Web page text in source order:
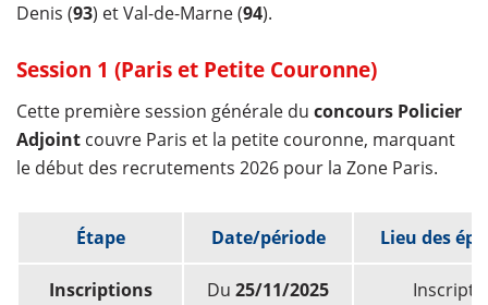
Denis (93) et Val-de-Marne (94).
Session 1 (Paris et Petite Couronne)
Cette première session générale du concours Policier
Adjoint couvre Paris et la petite couronne, marquant
le début des recrutements 2026 pour la Zone Paris.
Étape Date/période Lieu des
Inscriptions Du 25/11/2025